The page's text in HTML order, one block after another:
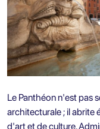
Le Panthéon n'est pas
architecturale ; il
d'art et de culture.